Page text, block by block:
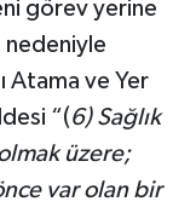
görev yerine
nedeniyle
Atama ve Yer
“( 6) Sağlık
üzere;
var olan bir